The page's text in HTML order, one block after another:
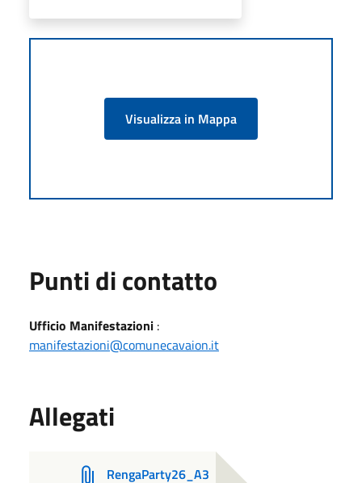
Visualizza in Mappa
Punti di contatto
Ufficio Manifestazioni :
manifestazioni@comunecavaion.it
Allegati
RengaParty26_A3